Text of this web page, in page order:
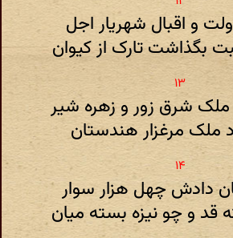
و اقبال شهریار اجل
بگذاشت تارک از کیوان
ملک شرق زور و زهره شیر
ملک مرغزار هندستان
دادش چهل هزار سوار
قد و چو نیزه بسته میان